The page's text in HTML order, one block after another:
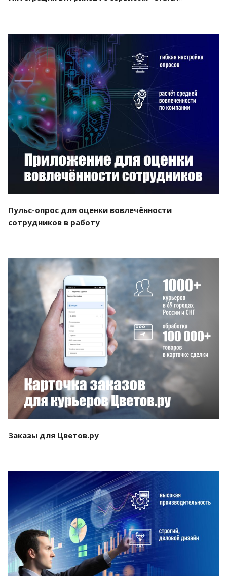
Смотреть проект
Пульс-опрос для оценки вовлечённости
сотрудников в работу
Смотреть проект
Заказы для Цветов.ру
Смотреть проект